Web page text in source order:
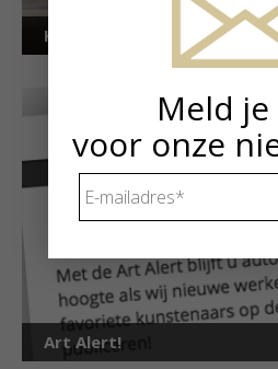
Kunstuitleen voor
Art Alert!
Meld je
voor onze
mailadres *